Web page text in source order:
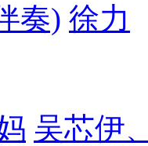
奏) 徐力
吴芯伊